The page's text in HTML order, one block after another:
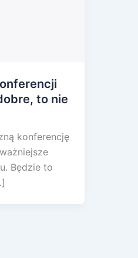
to nie
konferencję
Będzie to